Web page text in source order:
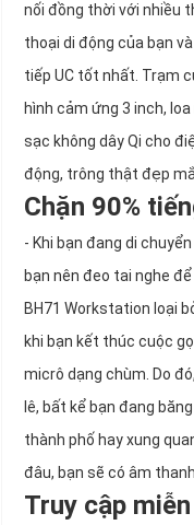
nối đồng thời với nhiều
thoại di động của bạn
tiếp UC tốt nhất. Trạm
hình cảm ứng 3 inch, loa
sạc không dây Qi cho
động, trông thật đẹp
Chặn 90%
- Khi bạn đang di
bạn nên đeo tai nghe
BH71 Workstation loại
khi bạn kết thúc cuộc
micrô dạng chùm. Do
lê, bất kể bạn đang
thành phố hay xung
đâu, bạn sẽ có âm
Truy cập